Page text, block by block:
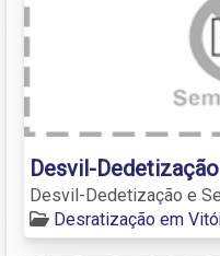
Desvil-
Desvil-Dedetização e
Desratização em